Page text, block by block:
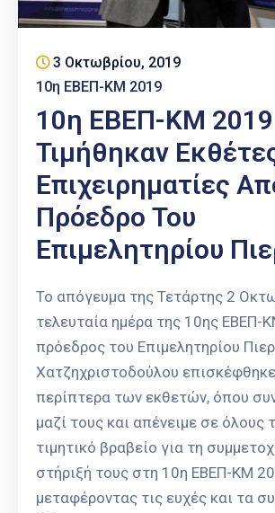
3 Οκτωβρίου, 2019
10η ΕΒΕΠ-ΚΜ 2019
10η ΕΒΕΠ-ΚΜ
Τιμήθηκαν
Επιχειρηματίες
Πρόεδρο Του
Επιμελητηρίου
Το απόγευμα της Τετάρτης 2
τελευταία ημέρα της 10ης ΕΒΕΠ-
πρόεδρος του Επιμελητηρίου
Χατζηχριστοδούλου
περίπτερα των εκθετών, όπου
μαζί τους και απένειμε σε όλους
τιμητικό βραβείο για τη
στήριξή τους στη 10η ΕΒΕΠ-ΚΜ
μεταφέροντας τις ευχές και τα